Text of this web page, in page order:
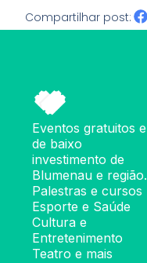
Compartilhar post:
Eventos gratuitos e
de baixo
investimento de
Blumenau e região.
Palestras e cursos
Esporte e Saúde
Cultura e
Entretenimento
Teatro e mais